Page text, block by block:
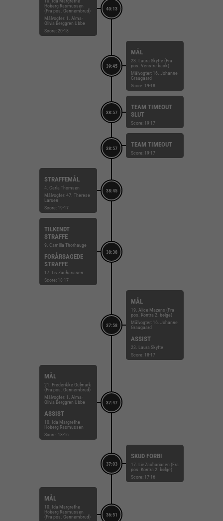
40:13
Hoberg Rasmussen
(Fra pos. Gennembrud)
Målvogter: 1. Alma-
Olivia Berggren Ubbe
Score: 20-18
39:45
MÅL
23. Laura Skytte (Fra
pos. Venstre back)
Målvogter: 16. Johanne
Graugaard
Score: 19-18
38:57
TEAM TIMEOUT
SLUT
Score: 19-17
38:57
TEAM TIMEOUT
Score: 19-17
38:45
STRAFFEMÅL
4. Carla Thomsen
Målvogter: 47. Therese
Larsen
Score: 19-17
38:38
TILKENDT
STRAFFE
9. Camilla Thorhauge
FORÅRSAGEDE
STRAFFE
17. Liv Zachariasen
Score: 18-17
37:58
MÅL
19. Alice Mazens (Fra
pos. Kontra 2. bølge)
Målvogter: 16. Johanne
Graugaard
ASSIST
23. Laura Skytte
Score: 18-17
37:47
MÅL
21. Frederikke Gulmark
(Fra pos. Gennembrud)
Målvogter: 1. Alma-
Olivia Berggren Ubbe
ASSIST
10. Ida Margrethe
Hoberg Rasmussen
Score: 18-16
37:03
SKUD FORBI
17. Liv Zachariasen (Fra
pos. Kontra 2. bølge)
Score: 17-16
36:51
MÅL
10. Ida Margrethe
Hoberg Rasmussen
(Fra pos. Gennembrud)